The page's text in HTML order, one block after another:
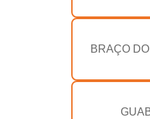
BRAÇO